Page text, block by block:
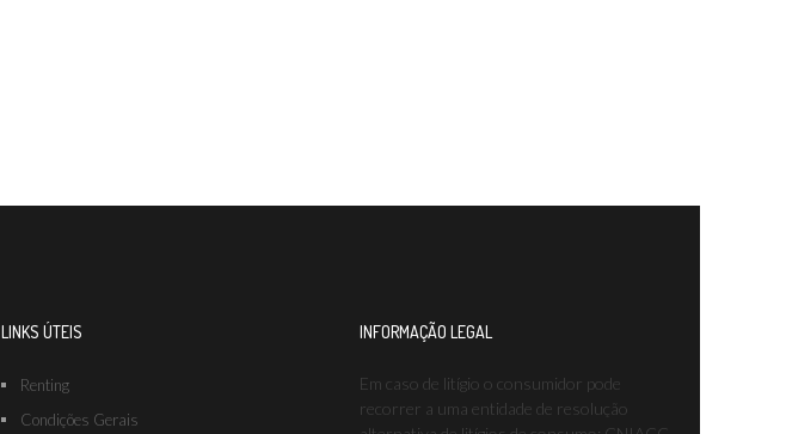
LINKS ÚTEIS
Renting
Condições Gerais
INFORMAÇÃO LEGAL
Em caso de litígio o consumidor pode
recorrer a uma entidade de resolução